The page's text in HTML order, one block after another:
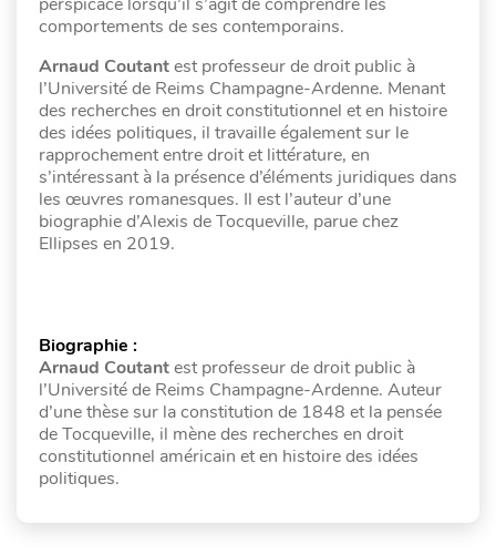
comportements de ses contemporains.
Arnaud Coutantest professeur de droit public à
l’Université de Reims Champagne-Ardenne. Menant
des recherches en droit constitutionnel et en histoire
des idées politiques, il travaille également sur le
rapprochement entre droit et littérature, en
s’intéressant à la présence d’éléments juridiques dans
les œuvres romanesques. Il est l’auteur d’une
biographie d’Alexis de Tocqueville, parue chez
Ellipses en 2019.
Biographie :
Arnaud Coutantest professeur de droit public à
l’Université de Reims Champagne-Ardenne. Auteur
d’une thèse sur la constitution de 1848 et la pensée
de Tocqueville, il mène des recherches en droit
constitutionnel américain et en histoire des idées
politiques.